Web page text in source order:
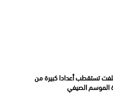
تستقطب أعدادا كبيرة من
الموسم الصيفي